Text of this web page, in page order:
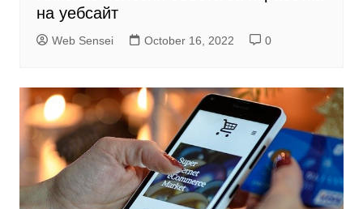
на уебсайт
Web Sensei October 16, 2022 0